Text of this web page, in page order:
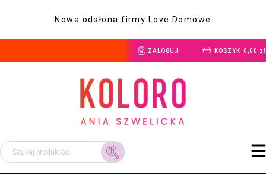
Nowa odsłona firmy Love Domowe
ZALOGUJ KOSZYK 0,00 zł
Szukaj: